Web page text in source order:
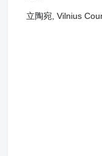
立陶宛, Vilnius